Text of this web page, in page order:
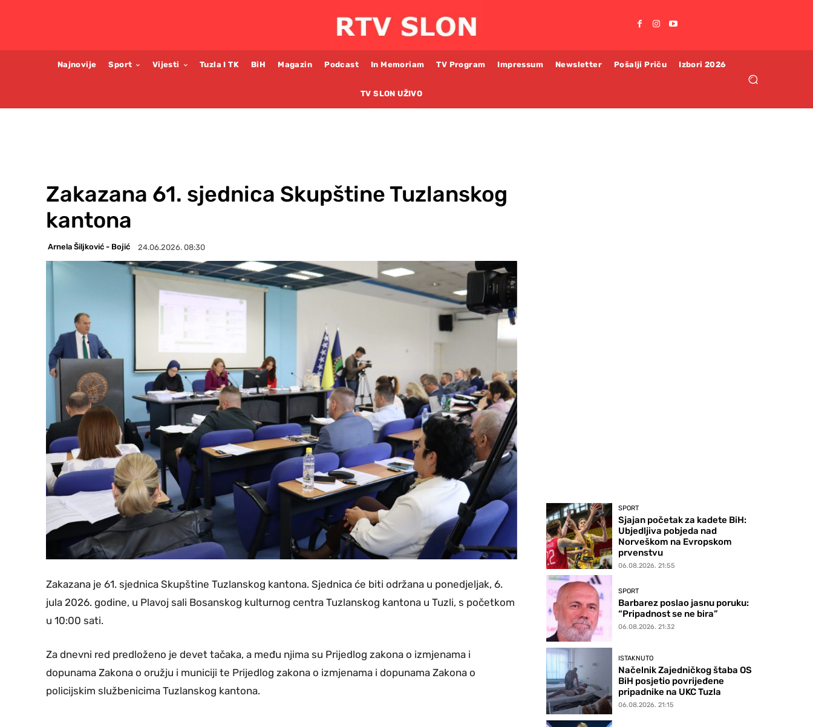
Najnovije Sport Vijesti Tuzla I TK BiH Magazin Podcast In Memoriam TV Program Impressum Newsletter Pošalji Priču Izbori 2026
TV SLON UŽIVO
Zakazana 61. sjednica Skupštine Tuzlanskog
kantona
Arnela Šiljković - Bojić 24.06.2026. 08:30
Zakazana je 61. sjednica Skupštine Tuzlanskog kantona. Sjednica će biti održana u ponedjeljak, 6.
jula 2026. godine, u Plavoj sali Bosanskog kulturnog centra Tuzlanskog kantona u Tuzli, s početkom
u 10:00 sati.
Za dnevni red predloženo je devet tačaka, a među njima su Prijedlog zakona o izmjenama i
dopunama Zakona o oružju i municiji te Prijedlog zakona o izmjenama i dopunama Zakona o
policijskim službenicima Tuzlanskog kantona.
SPORT
Sjajan početak za kadete BiH:
Ubjedljiva pobjeda nad
Norveškom na Evropskom
prvenstvu
06.08.2026. 21:55
SPORT
Barbarez poslao jasnu poruku:
“Pripadnost se ne bira”
06.08.2026. 21:32
ISTAKNUTO
Načelnik Zajedničkog štaba OS
BiH posjetio povrijeđene
pripadnike na UKC Tuzla
06.08.2026. 21:15